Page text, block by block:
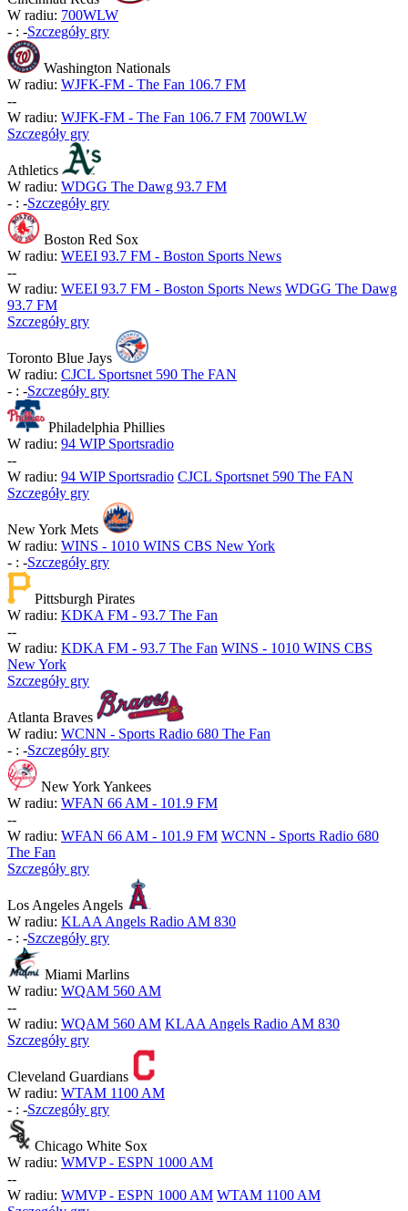
W radiu: 700WLW
- : -Szczegóły gry
Washington Nationals
W radiu: WJFK-FM - The Fan 106.7 FM
--
W radiu: WJFK-FM - The Fan 106.7 FM 700WLW
Szczegóły gry
Athletics
W radiu: WDGG The Dawg 93.7 FM
- : -Szczegóły gry
Boston Red Sox
W radiu: WEEI 93.7 FM - Boston Sports News
--
W radiu: WEEI 93.7 FM - Boston Sports News WDGG The Dawg
93.7 FM
Szczegóły gry
Toronto Blue Jays
W radiu: CJCL Sportsnet 590 The FAN
- : -Szczegóły gry
Philadelphia Phillies
W radiu: 94 WIP Sportsradio
--
W radiu: 94 WIP Sportsradio CJCL Sportsnet 590 The FAN
Szczegóły gry
New York Mets
W radiu: WINS - 1010 WINS CBS New York
- : -Szczegóły gry
Pittsburgh Pirates
W radiu: KDKA FM - 93.7 The Fan
--
W radiu: KDKA FM - 93.7 The Fan WINS - 1010 WINS CBS
New York
Szczegóły gry
Atlanta Braves
W radiu: WCNN - Sports Radio 680 The Fan
- : -Szczegóły gry
New York Yankees
W radiu: WFAN 66 AM - 101.9 FM
--
W radiu: WFAN 66 AM - 101.9 FM WCNN - Sports Radio 680
The Fan
Szczegóły gry
Los Angeles Angels
W radiu: KLAA Angels Radio AM 830
- : -Szczegóły gry
Miami Marlins
W radiu: WQAM 560 AM
--
W radiu: WQAM 560 AM KLAA Angels Radio AM 830
Szczegóły gry
Cleveland Guardians
W radiu: WTAM 1100 AM
- : -Szczegóły gry
Chicago White Sox
W radiu: WMVP - ESPN 1000 AM
--
W radiu: WMVP - ESPN 1000 AM WTAM 1100 AM